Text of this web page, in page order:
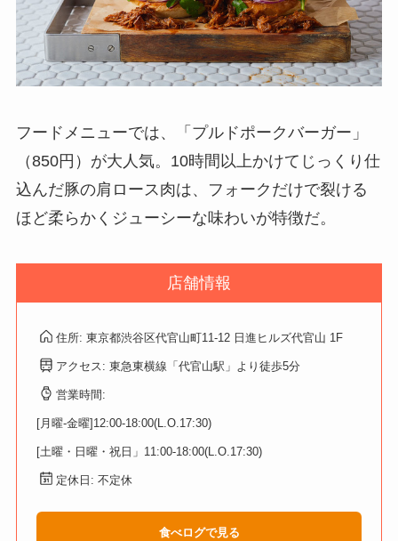
フードメニューでは、「プルドポークバーガー」
（850円）が大人気。10時間以上かけてじっくり仕
込んだ豚の肩ロース肉は、フォークだけで裂ける
ほど柔らかくジューシーな味わいが特徴だ。
店舗情報
住所: 東京都渋谷区代官山町11-12 日進ヒルズ代官山 1F
アクセス: 東急東横線「代官山駅」より徒歩5分
営業時間:
[月曜-金曜]12:00-18:00(L.O.17:30)
[土曜・日曜・祝日」11:00-18:00(L.O.17:30)
定休日: 不定休
食べログで見る